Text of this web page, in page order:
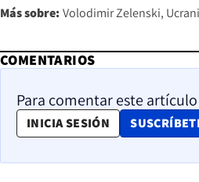
Más sobre: Volodimir Zelenski
COMENTARIOS
Para comentar este
INICIA SESIÓN OPENS IN